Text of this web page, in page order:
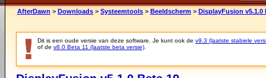
AfterDawn > Downloads > Systeemtools > Beeldscherm > DisplayFusion v5.1.0
Dit is een oude versie van deze software. Je kunt ook de v9.3 (laatste stabiele
of de v8.0 Beta 11 (laatste beta versie)